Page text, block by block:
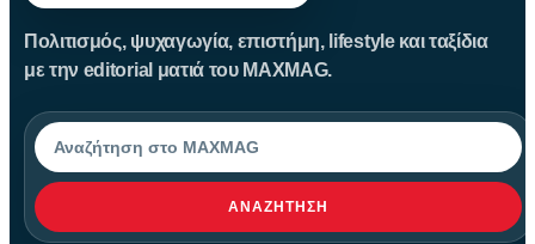
Πολιτισμός, ψυχαγωγία, επιστήμη, lifestyle και ταξίδια
με την editorial ματιά του MAXMAG.
Αναζήτηση
ΑΝΑΖΉΤΗΣΗ